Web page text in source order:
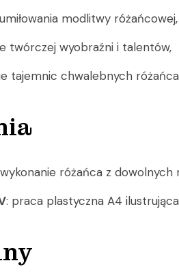
modlitwy różańcowej,
twórczej wyobraźni i talentów,
tajemnic chwalebnych
różańca z dowolnych
: praca plastyczna A4